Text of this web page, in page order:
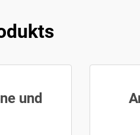
und